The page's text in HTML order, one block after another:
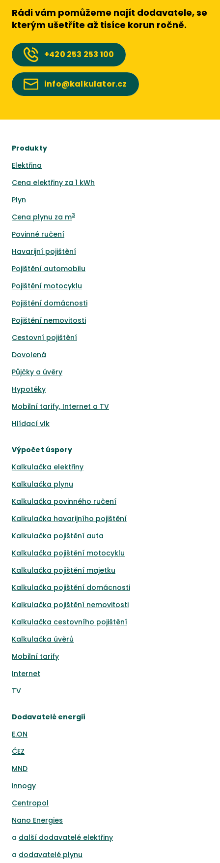
Rádi vám pomůžeme najít dodavatele, se
kterým ušetříte až tisíce korun ročně.
+420 253 253 100
info@kalkulator.cz
Produkty
Elektřina
Cena elektřiny za 1 kWh
Plyn
Cena plynu za m3
Povinné ručení
Havarijní pojištění
Pojištění automobilu
Pojištění motocyklu
Pojištění domácnosti
Pojištění nemovitosti
Cestovní pojištění
Dovolená
Půjčky a úvěry
Hypotéky
Mobilní tarify, Internet a TV
Hlídací vlk
Výpočet úspory
Kalkulačka elektřiny
Kalkulačka plynu
Kalkulačka povinného ručení
Kalkulačka havarijního pojištění
Kalkulačka pojištění auta
Kalkulačka pojištění motocyklu
Kalkulačka pojištění majetku
Kalkulačka pojištění domácnosti
Kalkulačka pojištění nemovitosti
Kalkulačka cestovního pojištění
Kalkulačka úvěrů
Mobilní tarify
Internet
TV
Dodavatelé energií
E.ON
ČEZ
MND
innogy
Centropol
Nano Energies
a další dodavatelé elektřiny
a dodavatelé plynu